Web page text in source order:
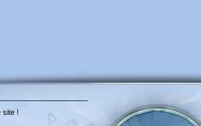
site !